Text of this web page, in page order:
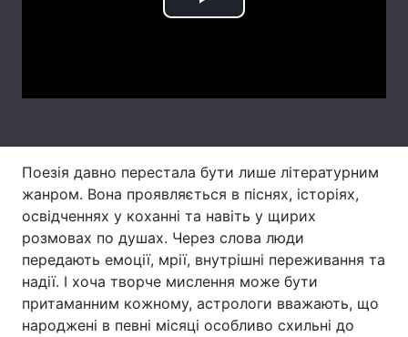
Play
Поезія давно перестала бути лише літературним
жанром. Вона проявляється в піснях, історіях,
освідченнях у коханні та навіть у щирих
розмовах по душах. Через слова люди
передають емоції, мрії, внутрішні переживання та
надії. І хоча творче мислення може бути
притаманним кожному, астрологи вважають, що
народжені в певні місяці особливо схильні до